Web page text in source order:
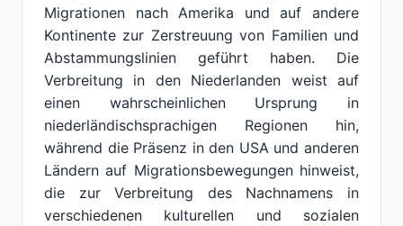
Migrationen nach Amerika und auf andere
Kontinente zur Zerstreuung von Familien und
Abstammungslinien geführt haben. Die
Verbreitung in den Niederlanden weist auf
einen wahrscheinlichen Ursprung in
niederländischsprachigen Regionen hin,
während die Präsenz in den USA und anderen
Ländern auf Migrationsbewegungen hinweist,
die zur Verbreitung des Nachnamens in
verschiedenen kulturellen und sozialen